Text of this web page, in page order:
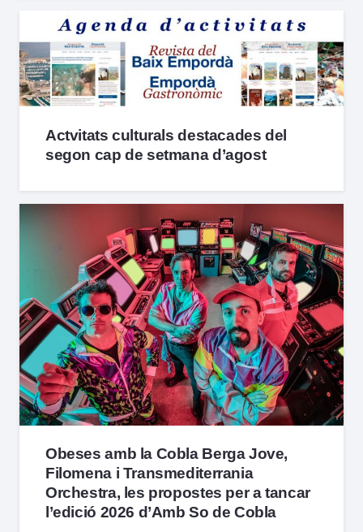
Actvitats culturals destacades del
segon cap de setmana d’agost
Obeses amb la Cobla Berga Jove,
Filomena i Transmediterrania
Orchestra, les propostes per a tancar
l’edició 2026 d’Amb So de Cobla